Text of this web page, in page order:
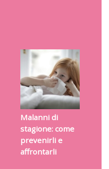
Malanni di
stagione: come
prevenirli e
affrontarli